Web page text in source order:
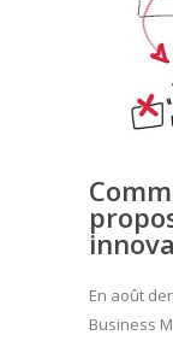
En août
Business